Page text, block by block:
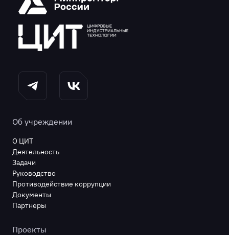
Об учреждении
О ЦИТ
Деятельность
Задачи
Руководство
Противодействие коррупции
Документы
Партнеры
Проекты